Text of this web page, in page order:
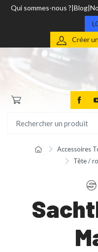
Qui sommes-nous ? Blog
Créer
Accessoires
Tête /